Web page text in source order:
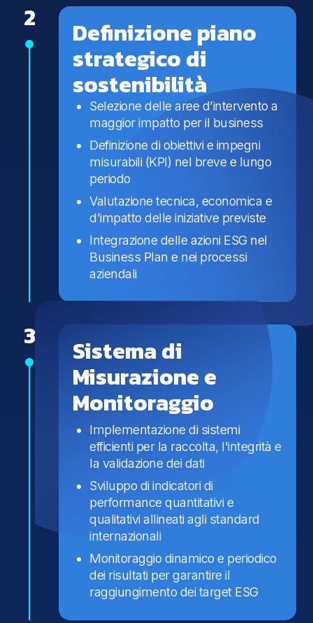
2 Definizione piano
strategico di
sostenibilità
Selezione delle aree d’intervento a
maggior impatto per il business
Definizione di obiettivi e impegni
misurabili (KPI) nel breve e lungo
periodo
Valutazione tecnica, economica e
d'impatto delle iniziative previste
Integrazione delle azioni ESG nel
Business Plan e nei processi
aziendali
3 Sistema di
Misurazione e
Monitoraggio
Implementazione di sistemi
efficienti per la raccolta, l'integrità e
la validazione dei dati
Sviluppo di indicatori di
performance quantitativi e
qualitativi allineati agli standard
internazionali
Monitoraggio dinamico e periodico
dei risultati per garantire il
raggiungimento dei target ESG